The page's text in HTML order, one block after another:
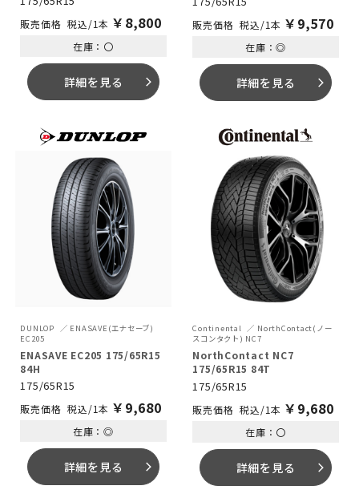
税込/1本 ￥ 8,800
在庫：〇
詳細を見る arrow_forward_ios
税込/1本 ￥ 9,570
在庫：◎
詳細を見る arrow_forward_ios
DUNLOP
ENASAVE(エナセーブ)
EC205
ENASAVE EC205 175/65R15
84H
175/65R15
税込/1本 ￥ 9,680
在庫：◎
詳細を見る arrow_forward_ios
Continental
NorthContact(ノー
スコンタクト) NC7
NorthContact NC7
175/65R15 84T
175/65R15
税込/1本 ￥ 9,680
在庫：〇
詳細を見る arrow_forward_ios